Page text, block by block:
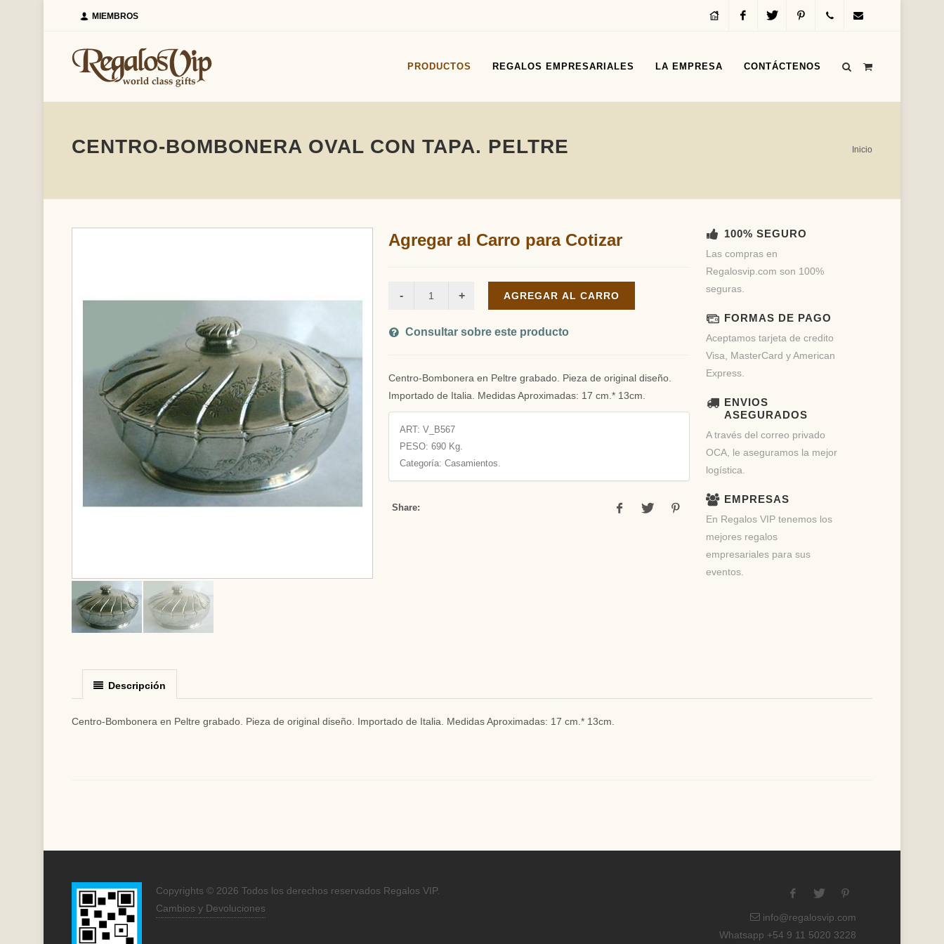
MIEMBROS
4312-
PRODUCTOS
REGALOS EMPRESARIALES LA EMPRESA CONTÁCTENOS
CENTRO-BOMBONERA OVAL CON TAPA. PELTRE Inicio
Agregar al Carro para Cotizar
AGREGAR AL CARRO
Consultar sobre este producto
Centro-Bombonera en Peltre grabado. Pieza de original diseño.
Importado de Italia. Medidas Aproximadas: 17 cm.* 13cm.
ART:V_B567
PESO:690 Kg.
Categoría: Casamientos.
Share:
100% SEGURO
Las compras en
Regalosvip.com son 100%
seguras.
FORMAS DE PAGO
Aceptamos tarjeta de credito
Visa, MasterCard y American
Express.
ENVIOS
ASEGURADOS
A través del correo privado
OCA, le aseguramos la mejor
logística.
EMPRESAS
En Regalos VIP tenemos los
mejores regalos
empresariales para sus
eventos.
Descripción
Centro-Bombonera en Peltre grabado. Pieza de original diseño. Importado de Italia. Medidas Aproximadas: 17 cm.* 13cm.
Copyrights © 2026 Todos los derechos reservados Regalos VIP.
Cambios y Devoluciones
info@regalosvip.com
Whatsapp +54 9 11 5020 3228